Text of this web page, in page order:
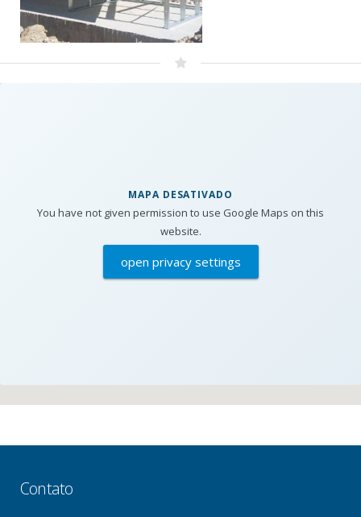
MAPA DESATIVADO
You have not given permission to use Google Maps on this
website.
open privacy settings
Contato